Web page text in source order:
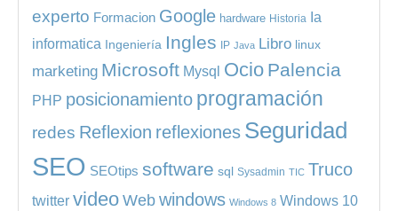
experto Formacion Google hardware Historia Ia
informatica Ingeniería Ingles IP Java Libro linux
marketing Microsoft Mysql Ocio Palencia
PHP posicionamiento programación
redes Reflexion reflexiones Seguridad
SEO SEOtips software sql Sysadmin TIC Truco
twitter video Web windows Windows 8 Windows 10